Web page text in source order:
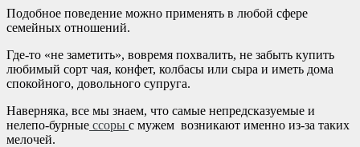
Подобное поведение можно применять в любой сфере
семейных отношений.
Где-то «не заметить», вовремя похвалить, не забыть купить
любимый сорт чая, конфет, колбасы или сыра и иметь дома
спокойного, довольного супруга.
Наверняка, все мы знаем, что самые непредсказуемые и
нелепо-бурные ссоры с мужем возникают именно из-за таких
мелочей.